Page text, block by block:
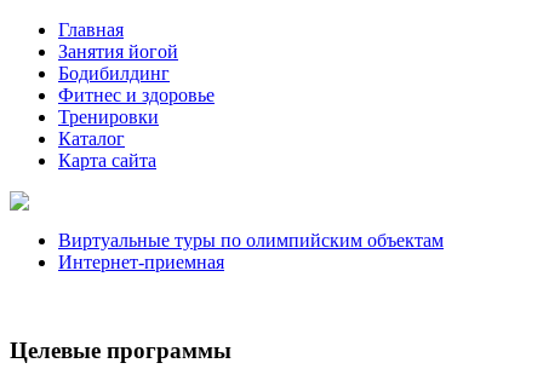
Главная
Занятия йогой
Бодибилдинг
Фитнес и здоровье
Тренировки
Каталог
Карта сайта
Виртуальные туры по олимпийским объектам
Интернет-приемная
Целевые программы